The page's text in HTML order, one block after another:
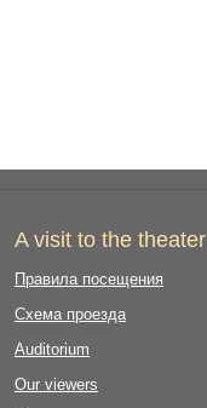
A visit to the theater
Правила посещения
Схема проезда
Auditorium
Our viewers